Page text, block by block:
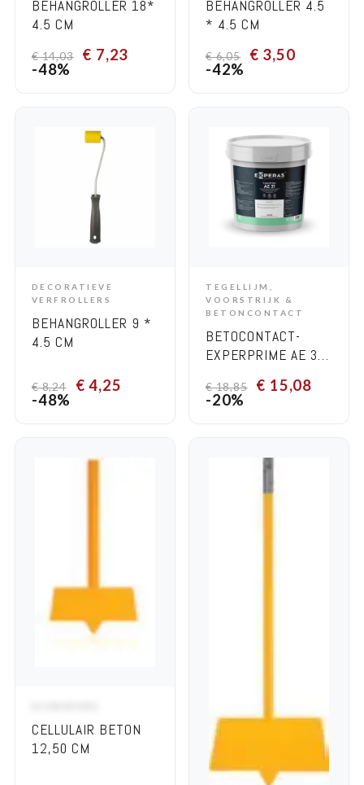
BEHANGROLLER 18*
4.5 CM
€14,03 € 7,23
-48%
BEHANGROLLER 4.5
* 4.5 CM
€6,05 € 3,50
-42%
ADD TO CART
DECORATIEVE
VERFROLLERS
BEHANGROLLER 9 *
4.5 CM
€8,24 € 4,25
-48%
ADD TO CART
TEGELLIJM,
VOORSTRIJK &
BETONCONTACT
BETOCONTACT-
EXPERPRIME AE 31
€18,85 € 15,08
-20%
CELLULAIR BETON
12,50 CM